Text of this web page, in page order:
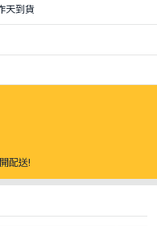
天到貨
配送!